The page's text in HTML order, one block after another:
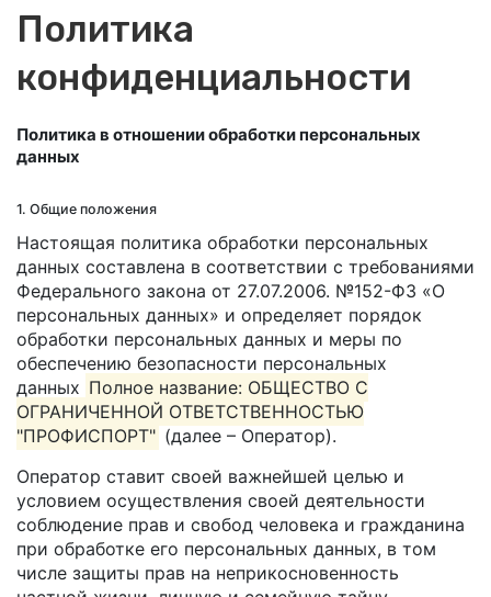
Политика
конфиденциальности
Политика в отношении обработки персональных
данных
1. Общие положения
Настоящая политика обработки персональных
данных составлена в соответствии с требованиями
Федерального закона от 27.07.2006. №152-ФЗ «О
персональных данных» и определяет порядок
обработки персональных данных и меры по
обеспечению безопасности персональных
данных Полное название: ОБЩЕСТВО С
ОГРАНИЧЕННОЙ ОТВЕТСТВЕННОСТЬЮ
"ПРОФИСПОРТ" (далее – Оператор).
Оператор ставит своей важнейшей целью и
условием осуществления своей деятельности
соблюдение прав и свобод человека и гражданина
при обработке его персональных данных, в том
числе защиты прав на неприкосновенность